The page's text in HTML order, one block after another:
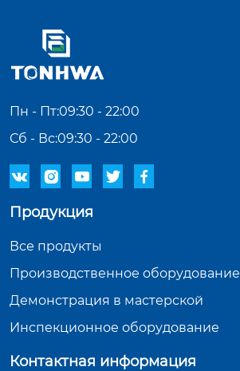
Пн - Пт:09:30 - 22:00
Сб - Вс:09:30 - 22:00
    
Продукция
Все продукты
Производственное оборудование
Демонстрация в мастерской
Инспекционное оборудование
Контактная информация